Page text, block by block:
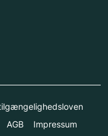
AGB Impressum